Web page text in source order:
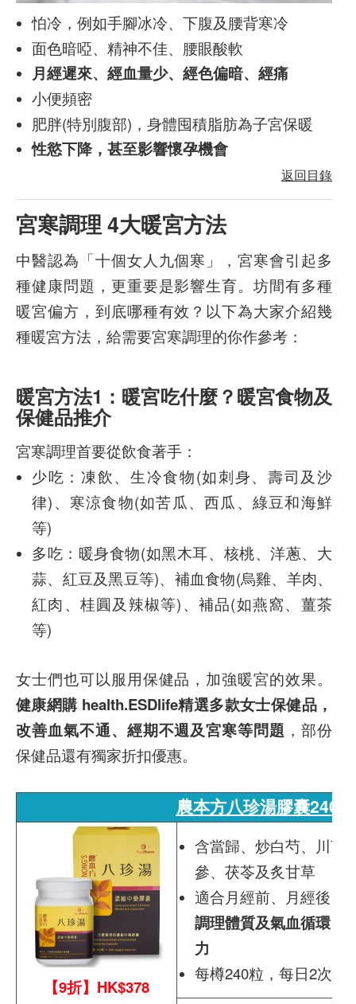
怕冷，例如手腳冰冷、下腹及腰背寒冷
面色暗啞、精神不佳、腰眼酸軟
月經遲來、經血量少、經色偏暗、經痛
小便頻密
肥胖(特別腹部)，身體囤積脂肪為子宮保暖
性慾下降，甚至影響懷孕機會
返回目錄
宮寒調理 4大暖宮方法
中醫認為「十個女人九個寒」，宮寒會引起多
種健康問題，更重要是影響生育。坊間有多種
暖宮偏方，到底哪種有效？以下為大家介紹幾
種暖宮方法，給需要宮寒調理的你作參考：
暖宮方法1：暖宮吃什麼？暖宮食物及
保健品推介
宮寒調理首要從飲食著手：
少吃：凍飲、生冷食物(如刺身、壽司及沙
律)、寒涼食物(如苦瓜、西瓜、綠豆和海鮮
等)
多吃：暖身食物(如黑木耳、核桃、洋蔥、大
蒜、紅豆及黑豆等)、補血食物(烏雞、羊肉、
紅肉、桂圓及辣椒等)、補品(如燕窩、薑茶
等)
女士們也可以服用保健品，加強暖宮的效果。
健康網購 health.ESDlife精選多款女士保健品，
改善血氣不通、經期不週及宮寒等問題 ，部份
保健品還有獨家折扣優惠。
農本方八珍湯膠囊240粒
【9折】HK$378
含當歸、炒白芍、川芎
參、茯苓及炙甘草
適合月經前、月經後1
調理體質及氣血循環、
力
每樽240粒，每日2次、